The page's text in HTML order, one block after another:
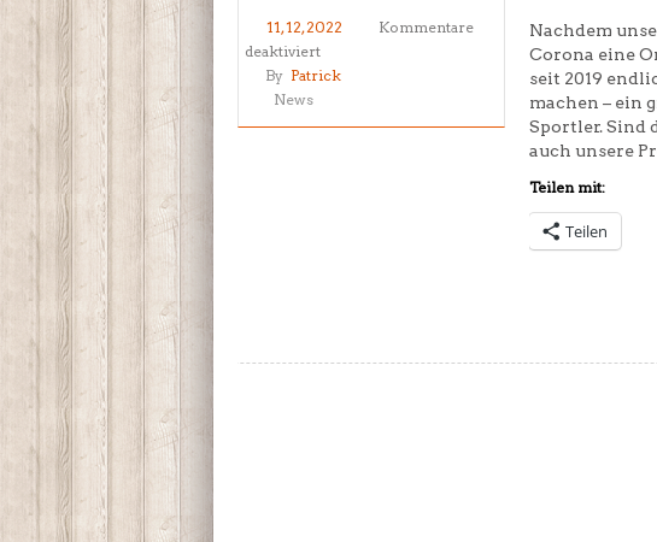
11, 12, 2022
Kommentare
deaktiviertfür
Gürtelprüfung
By Patrick
News
Nachdem
Corona eine
seit 2019
machen – ein
Sportler. Sind
auch unsere
Teilen mit:
Teilen